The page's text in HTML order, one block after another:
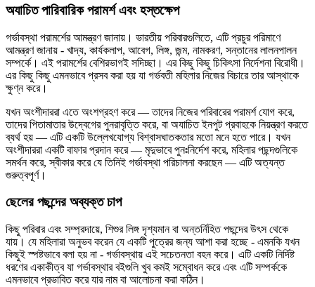
অযাচিত পারিবারিক পরামর্শ এবং হস্তক্ষেপ
গর্ভাবস্থা পরামর্শের আমন্ত্রণ জানায়। ভারতীয় পরিবারগুলিতে, এটি প্রচুর পরিমাণে
আমন্ত্রণ জানায় - খাদ্য, কার্যকলাপ, আবেগ, লিঙ্গ, জন্ম, নামকরণ, সন্তানের লালনপালন
সম্পর্কে। এই পরামর্শের বেশিরভাগই সদিচ্ছা। এর কিছু কিছু চিকিৎসা নির্দেশনা বিরোধী।
এর কিছু কিছু এমনভাবে প্রসব করা হয় যা গর্ভবতী মহিলার নিজের বিচারে তার আস্থাকে
ক্ষুণ্ন করে।
যখন অংশীদাররা এতে অংশগ্রহণ করে — তাদের নিজের পরিবারের পরামর্শ যোগ করে,
তাদের পিতামাতার উদ্বেগের পুনরাবৃত্তি করে, বা অযাচিত ইনপুট প্রবাহকে নিয়ন্ত্রণ করতে
ব্যর্থ হয় — এটি একটি উল্লেখযোগ্য বিশ্বাসঘাতকতার মতো মনে হতে পারে। যখন
অংশীদাররা একটি বাফার প্রদান করে — মৃদুভাবে পুনঃনির্দেশ করে, মহিলার পছন্দগুলিকে
সমর্থন করে, স্বীকার করে যে তিনিই গর্ভাবস্থা পরিচালনা করছেন — এটি অত্যন্ত
গুরুত্বপূর্ণ।
ছেলের পছন্দের অব্যক্ত চাপ
কিছু পরিবার এবং সম্প্রদায়ে, শিশুর লিঙ্গ দৃশ্যমান বা অন্তর্নিহিত পছন্দের উৎস থেকে
যায়। যে মহিলারা অনুভব করেন যে একটি পুত্রের জন্য আশা করা হচ্ছে - এমনকি যখন
কিছুই স্পষ্টভাবে বলা হয় না - গর্ভাবস্থায় এই সচেতনতা বহন করে। এটি একটি নির্দিষ্ট
ধরণের একাকীত্ব যা গর্ভাবস্থার বইগুলি খুব কমই সম্বোধন করে এবং এটি সম্পর্ককে
এমনভাবে প্রভাবিত করে যার নাম বা আলোচনা করা কঠিন।